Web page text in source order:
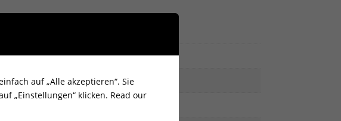
auf „Alle akzeptieren“. Sie
„Einstellungen“ klicken. Read our